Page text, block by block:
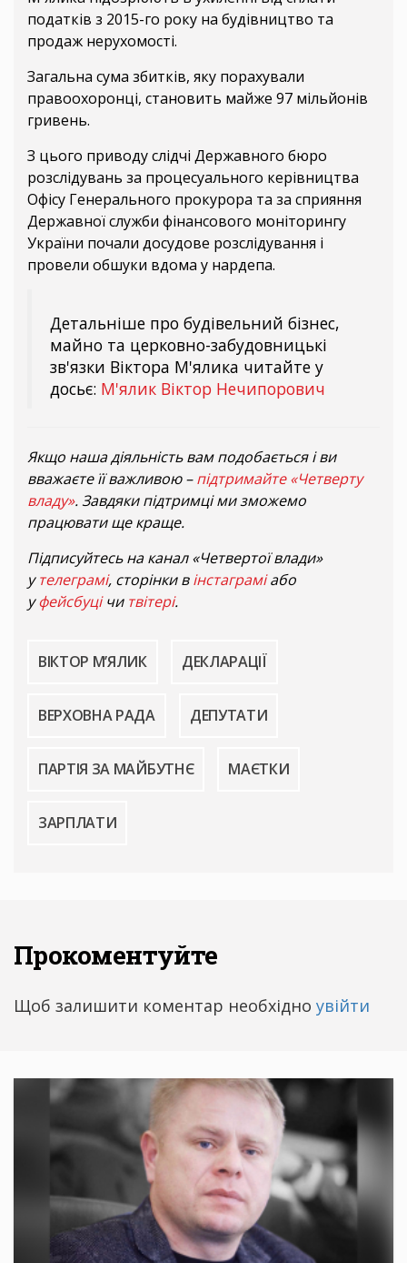
податків з 2015-го року на будівництво та
продаж нерухомості.
Загальна сума збитків, яку порахували
правоохоронці, становить майже 97 мільйонів
гривень.
З цього приводу слідчі Державного бюро
розслідувань за процесуального керівництва
Офісу Генерального прокурора та за сприяння
Державної служби фінансового моніторингу
України почали досудове розслідування і
провели обшуки вдома у нардепа.
Детальніше про будівельний бізнес,
майно та церковно-забудовницькі
зв'язки Віктора М'ялика читайте у
досьє: М'ялик Віктор Нечипорович
Якщо наша діяльність вам подобається і ви
вважаєте її важливою –підтримайте «Четверту
владу». Завдяки підтримці ми зможемо
працювати ще краще.
Підписуйтесь на канал «Четвертої влади»
утелеграмі, сторінки вінстаграміабо
уфейсбуцічи твітері.
ВІКТОР М’ЯЛИК ДЕКЛАРАЦІЇ
ВЕРХОВНА РАДА ДЕПУТАТИ
ПАРТІЯ ЗА МАЙБУТНЄ МАЄТКИ
ЗАРПЛАТИ
Прокоментуйте
Щоб залишити коментар необхідно увійти